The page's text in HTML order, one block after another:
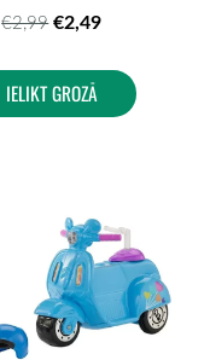
€2,99 €2,49
IELIKT GROZĀ